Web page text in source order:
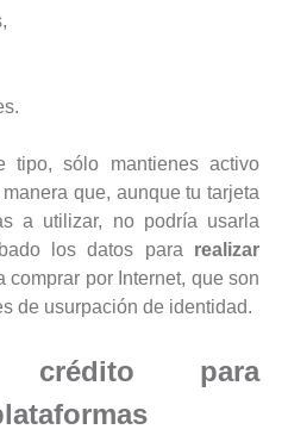
tipo, sólo mantienes activo
que, aunque tu tarjeta
a utilizar, no podría usarla
los datos para realizar
comprar por Internet, que son
de usurpación de identidad.
para